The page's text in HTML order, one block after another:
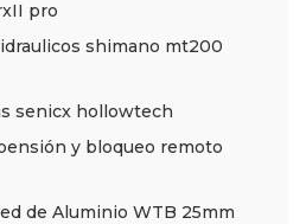
pro
shimano mt200
senicx hollowtech
y bloqueo remoto
de Aluminio WTB 25mm